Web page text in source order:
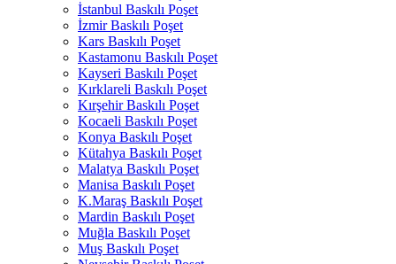
İstanbul Baskılı Poşet
İzmir Baskılı Poşet
Kars Baskılı Poşet
Kastamonu Baskılı Poşet
Kayseri Baskılı Poşet
Kırklareli Baskılı Poşet
Kırşehir Baskılı Poşet
Kocaeli Baskılı Poşet
Konya Baskılı Poşet
Kütahya Baskılı Poşet
Malatya Baskılı Poşet
Manisa Baskılı Poşet
K.Maraş Baskılı Poşet
Mardin Baskılı Poşet
Muğla Baskılı Poşet
Muş Baskılı Poşet